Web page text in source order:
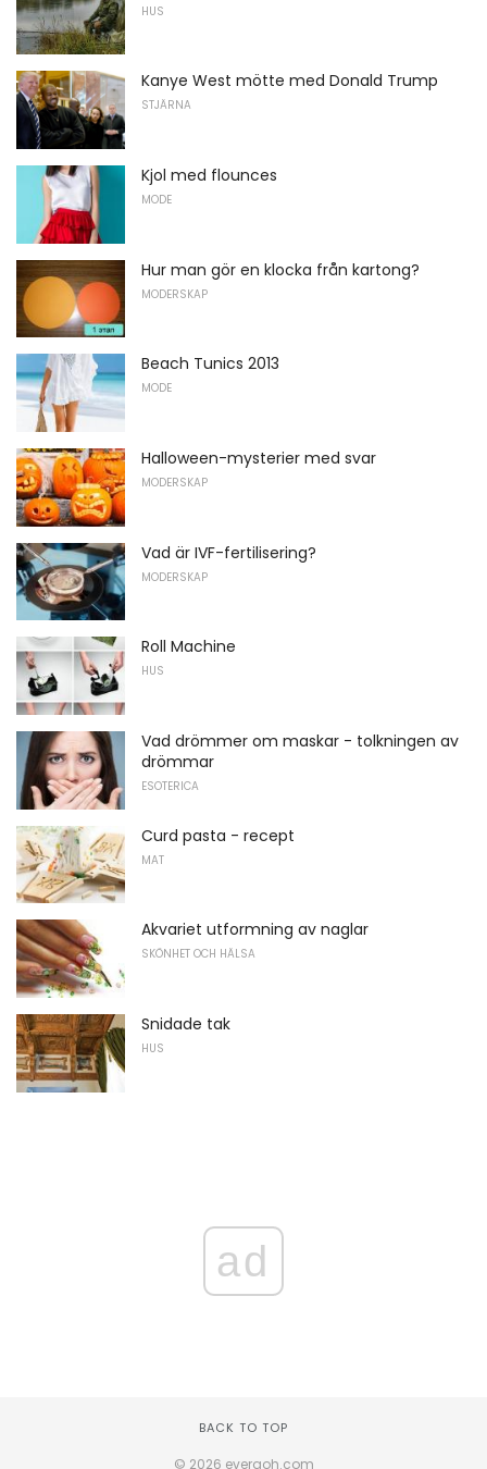
HUS
Kanye West mötte med Donald Trump
STJÄRNA
Kjol med flounces
MODE
Hur man gör en klocka från kartong?
MODERSKAP
Beach Tunics 2013
MODE
Halloween-mysterier med svar
MODERSKAP
Vad är IVF-fertilisering?
MODERSKAP
Roll Machine
HUS
Vad drömmer om maskar - tolkningen av
drömmar
ESOTERICA
Curd pasta - recept
MAT
Akvariet utformning av naglar
SKÖNHET OCH HÄLSA
Snidade tak
HUS
ad
BACK TO TOP
© 2026 everaoh.com